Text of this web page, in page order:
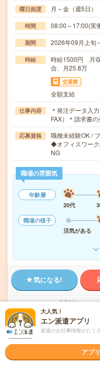
曜日頻度 月～金（週5日
時間 08:00～17:00(
期間 2026年09月上旬
時給
時給1500円 月
合、月25.8万
交通費
全額支給
仕事内容
＊発注データ入
FAX）＊請求書
応募資格
職種未経験OK /
◆オフィスワー
NG
職場の雰囲気
年齢層
20代
職場の様子
活気がある
気になる!
派遣会社 パーソ
未読 掲載日 2026/08/08
1700円＊【週1在
タ集計など営業事
大人気！
エン派遣アプリ
派遣のお仕事情報がたく
アプ